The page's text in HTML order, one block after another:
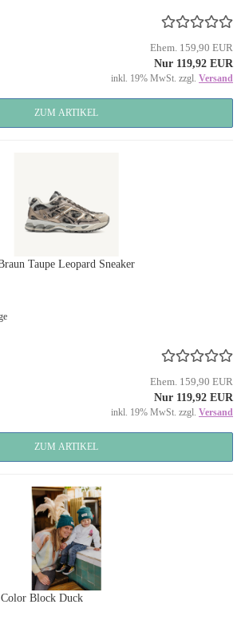
Ehem. 159,90 EUR
Nur 119,92 EUR
inkl. 19% MwSt. zzgl. Versand
ZUM ARTIKEL
Taupe Leopard Sneaker
Ehem. 159,90 EUR
Nur 119,92 EUR
inkl. 19% MwSt. zzgl. Versand
ZUM ARTIKEL
Block Duck